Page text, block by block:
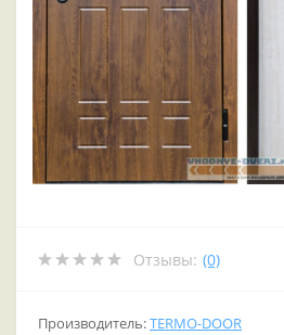
Отзывы: (0)
Производитель:TERMO-DOOR